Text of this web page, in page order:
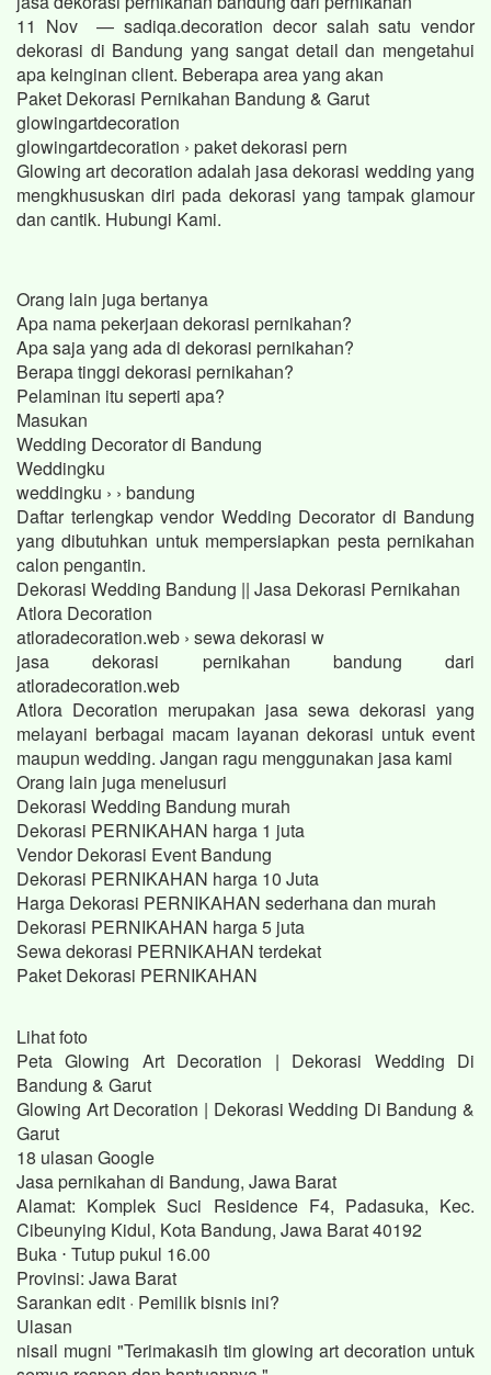
11 Nov — sadiqa.decoration decor salah satu vendor
dekorasi di Bandung yang sangat detail dan mengetahui
apa keinginan client. Beberapa area yang akan
Paket Dekorasi Pernikahan Bandung & Garut
glowingartdecoration
glowingartdecoration › paket dekorasi pern
Glowing art decoration adalah jasa dekorasi wedding yang
mengkhususkan diri pada dekorasi yang tampak glamour
dan cantik. Hubungi Kami.
Orang lain juga bertanya
Apa nama pekerjaan dekorasi pernikahan?
Apa saja yang ada di dekorasi pernikahan?
Berapa tinggi dekorasi pernikahan?
Pelaminan itu seperti apa?
Masukan
Wedding Decorator di Bandung
Weddingku
weddingku › › bandung
Daftar terlengkap vendor Wedding Decorator di Bandung
yang dibutuhkan untuk mempersiapkan pesta pernikahan
calon pengantin.
Dekorasi Wedding Bandung || Jasa Dekorasi Pernikahan
Atlora Decoration
atloradecoration.web › sewa dekorasi w
jasa dekorasi pernikahan bandung dari
atloradecoration.web
Atlora Decoration merupakan jasa sewa dekorasi yang
melayani berbagai macam layanan dekorasi untuk event
maupun wedding. Jangan ragu menggunakan jasa kami
Orang lain juga menelusuri
Dekorasi Wedding Bandung murah
Dekorasi PERNIKAHAN harga 1 juta
Vendor Dekorasi Event Bandung
Dekorasi PERNIKAHAN harga 10 Juta
Harga Dekorasi PERNIKAHAN sederhana dan murah
Dekorasi PERNIKAHAN harga 5 juta
Sewa dekorasi PERNIKAHAN terdekat
Paket Dekorasi PERNIKAHAN
Lihat foto
Peta Glowing Art Decoration | Dekorasi Wedding Di
Bandung & Garut
Glowing Art Decoration | Dekorasi Wedding Di Bandung &
Garut
18 ulasan Google
Jasa pernikahan di Bandung, Jawa Barat
Alamat: Komplek Suci Residence F4, Padasuka, Kec.
Cibeunying Kidul, Kota Bandung, Jawa Barat 40192
Buka ⋅ Tutup pukul 16.00
Provinsi: Jawa Barat
Sarankan edit · Pemilik bisnis ini?
Ulasan
nisail mugni "Terimakasih tim glowing art decoration untuk